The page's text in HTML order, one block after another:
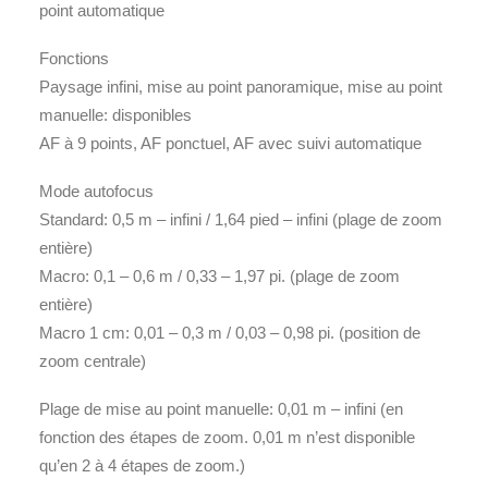
point automatique
Fonctions
Paysage infini, mise au point panoramique, mise au point
manuelle: disponibles
AF à 9 points, AF ponctuel, AF avec suivi automatique
Mode autofocus
Standard: 0,5 m – infini / 1,64 pied – infini (plage de zoom
entière)
Macro: 0,1 – 0,6 m / 0,33 – 1,97 pi. (plage de zoom
entière)
Macro 1 cm: 0,01 – 0,3 m / 0,03 – 0,98 pi. (position de
zoom centrale)
Plage de mise au point manuelle: 0,01 m – infini (en
fonction des étapes de zoom. 0,01 m n’est disponible
qu’en 2 à 4 étapes de zoom.)